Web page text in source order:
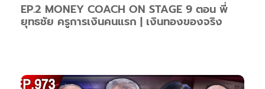
EP.2 MONEY COACH ON STAGE 9 ตอน พี่
ยุทธชัย ครูการเงินคนแรก | เงินทองของจริง